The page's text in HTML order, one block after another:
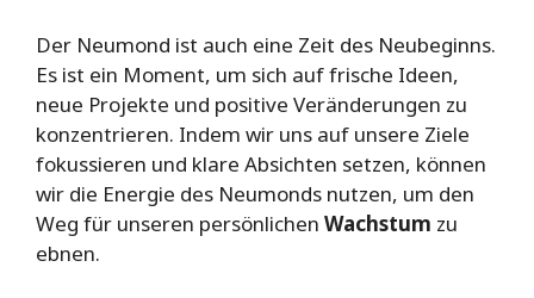
Der Neumond ist auch eine Zeit des Neubeginns.
Es ist ein Moment, um sich auf frische Ideen,
neue Projekte und positive Veränderungen zu
konzentrieren. Indem wir uns auf unsere Ziele
fokussieren und klare Absichten setzen, können
wir die Energie des Neumonds nutzen, um den
Weg für unseren persönlichen Wachstum zu
ebnen.